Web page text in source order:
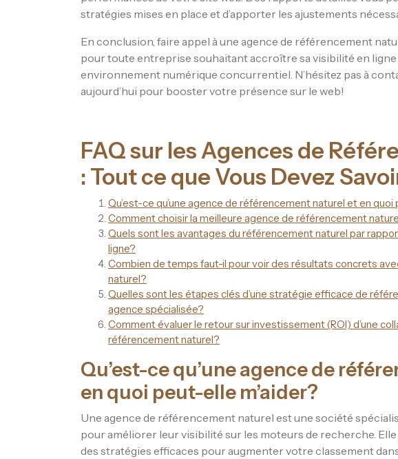
stratégies mises en place et d’apporter les ajustements
En conclusion, faire appel à une agence de référencement
pour toute entreprise souhaitant accroître sa visibilité en ligne
environnement numérique concurrentiel. N’hésitez pas à
aujourd’hui pour booster votre présence sur le web!
FAQ sur les Agences de
: Tout ce que Vous Devez
Qu’est-ce qu’une agence de référencement naturel et en quoi
Comment choisir la meilleure agence de référencement
Quels sont les avantages du référencement naturel par
ligne?
Combien de temps faut-il pour voir des résultats concrets
naturel?
Quelles sont les étapes clés d’une stratégie efficace de
agence spécialisée?
Comment évaluer le retour sur investissement (ROI) d’une
référencement naturel?
Qu’est-ce qu’une agence de
en quoi peut-elle m’aider?
Une agence de référencement naturel est une société
pour améliorer leur visibilité sur les moteurs de recherche.
des stratégies efficaces pour augmenter votre classement